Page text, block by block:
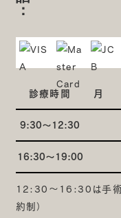
診療時間 月
9:30～12:30
16:30～19:00
12:30～16:30は手術、
約制）